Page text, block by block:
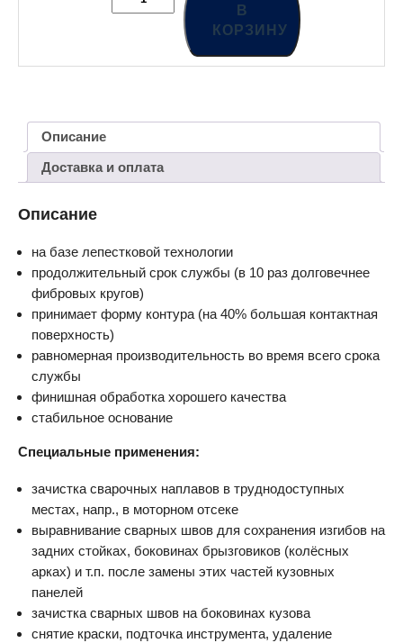
В
КОРЗИНУ
Описание
Доставка и оплата
Описание
на базе лепестковой технологии
продолжительный срок службы (в 10 раз долговечнее
фибровых кругов)
принимает форму контура (на 40% большая контактная
поверхность)
равномерная производительность во время всего срока
службы
финишная обработка хорошего качества
стабильное основание
Специальные применения:
зачистка сварочных наплавов в труднодоступных
местах, напр., в моторном отсеке
выравнивание сварных швов для сохранения изгибов на
задних стойках, боковинах брызговиков (колёсных
арках) и т.п. после замены этих частей кузовных
панелей
зачистка сварных швов на боковинах кузова
снятие краски, подточка инструмента, удаление